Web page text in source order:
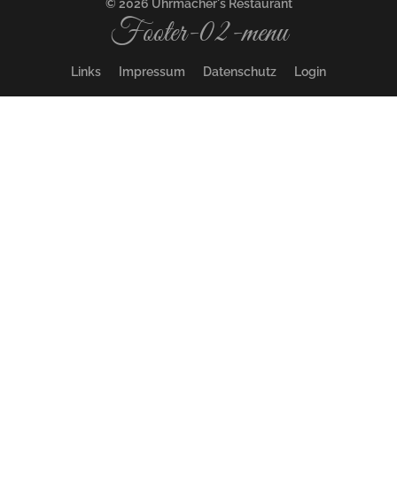
© 2026 Uhrmacher's Restaurant
Footer-02-menu
Links Impressum Datenschutz Login